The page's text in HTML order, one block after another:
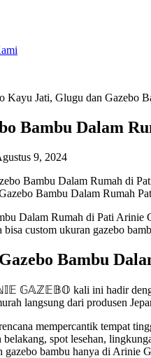
Kayu Jati, Glugu dan Gazebo
Bambu Dalam
9, 2024
Bambu Dalam Rumah
Dalam Rumah di Pati Arinie
bisa custom ukuran gazebo
Bambu
𝔾𝔸ℤ𝔼𝔹𝕆 kali ini hadir dengan
langsung dari produsen
mempercantik tempat
belakang, spot lesehan,
gazebo bambu hanya di Arinie